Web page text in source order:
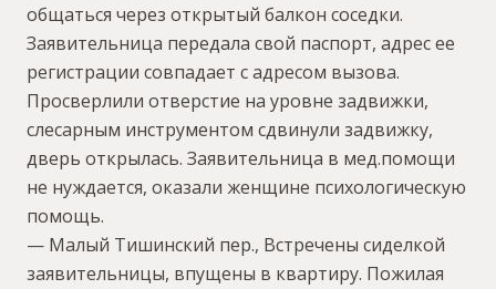
общаться через открытый балкон соседки.
Заявительница передала свой паспорт, адрес ее
регистрации совпадает с адресом вызова.
Просверлили отверстие на уровне задвижки,
слесарным инструментом сдвинули задвижку,
дверь открылась. Заявительница в мед.помощи
не нуждается, оказали женщине психологическую
помощь.
— Малый Тишинский пер., Встречены сиделкой
заявительницы, впущены в квартиру. Пожилая